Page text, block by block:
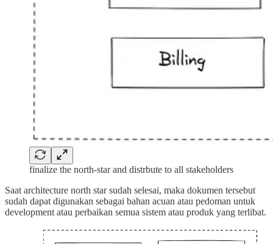
finalize the north-star and distrbute to all stakeholders
Saat architecture north star sudah selesai, maka dokumen tersebut
sudah dapat digunakan sebagai bahan acuan atau pedoman untuk
development atau perbaikan semua sistem atau produk yang terlibat.